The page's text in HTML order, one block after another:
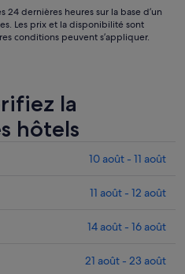
24 dernières heures sur la base d’un
Les prix et la disponibilité sont
conditions peuvent s’appliquer.
la
hôtels
10 août - 11 août
11 août - 12 août
14 août - 16 août
21 août - 23 août